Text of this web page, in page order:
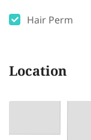
Hair Perm
Location